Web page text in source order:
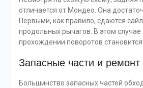
отличается от Мондео. Она
Первыми, как правило, сдаются
продольных рычагов. В этом
прохождении поворотов
Запасные части и ремонт
Большинство запасных частей